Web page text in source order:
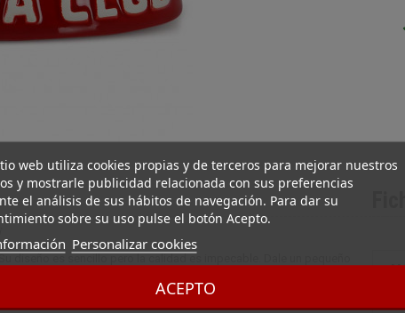
web utiliza cookies propias y de terceros para mejorar nuestros
y mostrarle publicidad relacionada con sus preferencias
el análisis de sus hábitos de navegación. Para dar su
sobre su uso pulse el botón Acepto.
Personalizar cookies
ACEPTO
diseño es sencillo pero la calidad es impecable. Dale un pequeño
Havana Club Cerámica roja de Ferrari que incluye : 1 soporte